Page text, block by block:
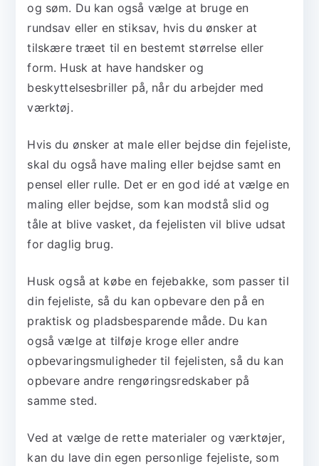
og søm. Du kan også vælge at bruge en
rundsav eller en stiksav, hvis du ønsker at
tilskære træet til en bestemt størrelse eller
form. Husk at have handsker og
beskyttelsesbriller på, når du arbejder med
værktøj.
Hvis du ønsker at male eller bejdse din fejeliste,
skal du også have maling eller bejdse samt en
pensel eller rulle. Det er en god idé at vælge en
maling eller bejdse, som kan modstå slid og
tåle at blive vasket, da fejelisten vil blive udsat
for daglig brug.
Husk også at købe en fejebakke, som passer til
din fejeliste, så du kan opbevare den på en
praktisk og pladsbesparende måde. Du kan
også vælge at tilføje kroge eller andre
opbevaringsmuligheder til fejelisten, så du kan
opbevare andre rengøringsredskaber på
samme sted.
Ved at vælge de rette materialer og værktøjer,
kan du lave din egen personlige fejeliste, som